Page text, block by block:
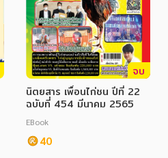
จบ
นิตยสาร เพื่อนไก่ชน ปีที่ 22
ฉบับที่ 454 มีนาคม 2565
EBook
40